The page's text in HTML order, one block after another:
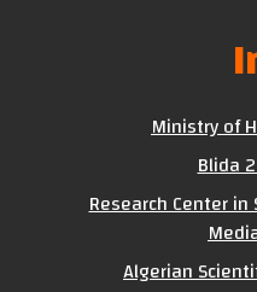
Ministry of
Blida
Research Center
Algerian